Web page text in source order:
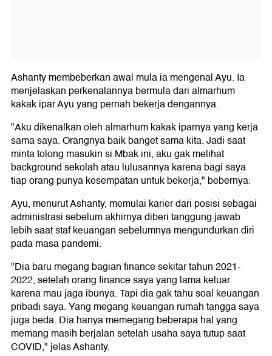
Ashanty membeberkan awal mula ia mengenal Ayu. Ia
menjelaskan perkenalannya bermula dari almarhum
kakak ipar Ayu yang pernah bekerja dengannya.
"Aku dikenalkan oleh almarhum kakak iparnya yang kerja
sama saya. Orangnya baik banget sama kita. Jadi saat
minta tolong masukin si Mbak ini, aku gak melihat
background sekolah atau lulusannya karena bagi saya
tiap orang punya kesempatan untuk bekerja," bebernya.
Ayu, menurut Ashanty, memulai karier dari posisi sebagai
administrasi sebelum akhirnya diberi tanggung jawab
lebih saat staf keuangan sebelumnya mengundurkan diri
pada masa pandemi.
"Dia baru megang bagian finance sekitar tahun 2021-
2022, setelah orang finance saya yang lama keluar
karena mau jaga ibunya. Tapi dia gak tahu soal keuangan
pribadi saya. Yang megang keuangan rumah tangga saya
juga beda. Dia hanya memegang beberapa hal yang
memang masih berjalan setelah usaha saya tutup saat
COVID," jelas Ashanty.